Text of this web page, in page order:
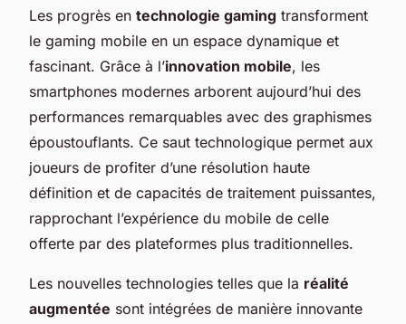
Les progrès en technologie gaming transforment
le gaming mobile en un espace dynamique et
fascinant. Grâce à l’innovation mobile, les
smartphones modernes arborent aujourd’hui des
performances remarquables avec des graphismes
époustouflants. Ce saut technologique permet aux
joueurs de profiter d’une résolution haute
définition et de capacités de traitement puissantes,
rapprochant l’expérience du mobile de celle
offerte par des plateformes plus traditionnelles.
Les nouvelles technologies telles que la réalité
augmentée sont intégrées de manière innovante